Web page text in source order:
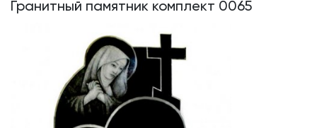
Гранитный памятник комплект 0065